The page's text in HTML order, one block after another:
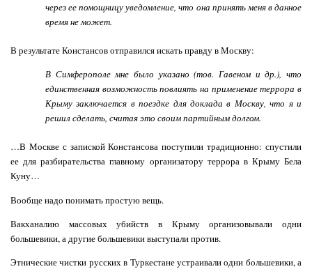
через ее помощницу уведомление, что она принять меня в данное
время не может.
В результате Констансов отправился искать правду в Москву:
В Симферополе мне было указано (тов. Гавеном и др.), что
единственная возможность повлиять на применение террора в
Крыму заключается в поездке для доклада в Москву, что я и
решил сделать, считая это своим партийным долгом.
…В Москве с запиской Констансова поступили традиционно: спустили
ее для разбирательства главному организатору террора в Крыму Бела
Куну…
Вообще надо понимать простую вещь.
Вакханалию массовых убийств в Крыму организовывали одни
большевики, а другие большевики выступали против.
Этнические чистки русских в Туркестане устраивали одни большевики, а